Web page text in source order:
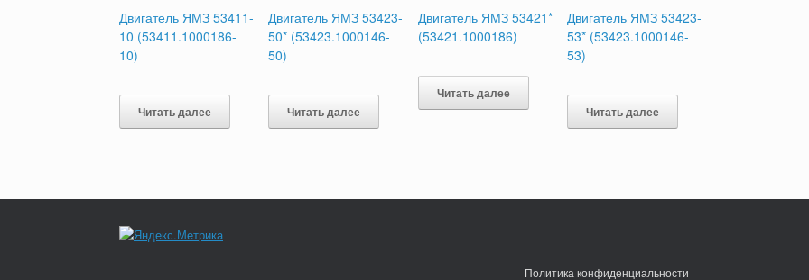
Двигатель ЯМЗ 53411-
10 (53411.1000186-
10)
Читать далее
Двигатель ЯМЗ 53423-
50* (53423.1000146-
50)
Читать далее
Двигатель ЯМЗ 53421*
(53421.1000186)
Читать далее
Двигатель ЯМЗ 53423-
53* (53423.1000146-
53)
Читать далее
Политика конфиденциальности